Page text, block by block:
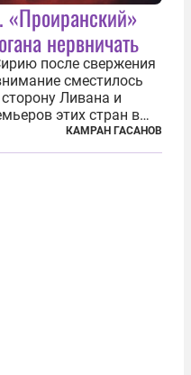
нервничать
после свержения
сместилось
Ливана и
этих стран в
турецкой компании
Киркука и
КАМРАН ГАСАНОВ